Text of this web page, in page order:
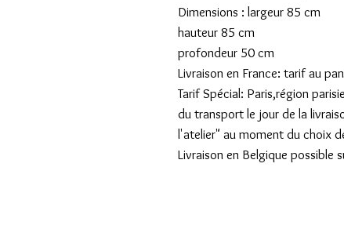
Dimensions : largeur 85 cm
hauteur 85 cm
profondeur 50 cm
Livraison en France: tarif au
Tarif Spécial: Paris,région
du transport le jour de la
l'atelier" au moment du choix
Livraison en Belgique possible